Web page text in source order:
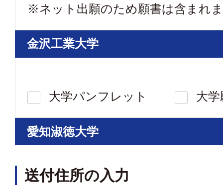
※ネット出願のため願書は含まれ
金沢工業大学
大学パンフレット 大
愛知淑徳大学
大学パンフレット
送付住所の入力